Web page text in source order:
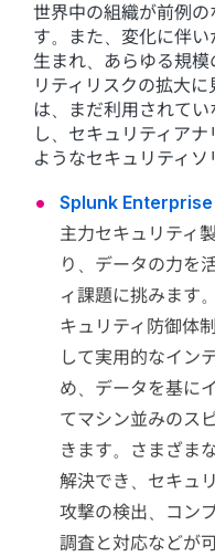
世界中の組織が前例
す。また、変化に伴
生まれ、あらゆる規
リティリスクの拡大
は、まだ利用されて
し、セキュリティア
ようなセキュリティソ
Splunk Enterprise
主力セキュリティ
り、データの力を
ィ課題に挑みます
キュリティ防御体
して実用的なイン
め、データを基に
てマシン並みのス
きます。さまざま
解決でき、セキュ
攻撃の検出、コン
調査と対応などが